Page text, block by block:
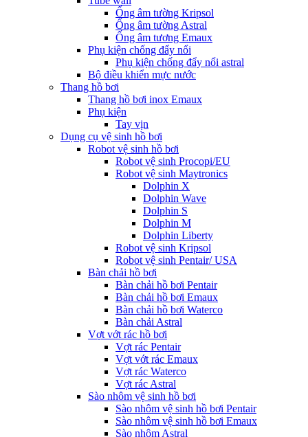
Ống âm tường Kripsol
Ống âm tường Astral
Ống âm tương Emaux
Phụ kiện chống đẩy nổi
Phụ kiện chống đẩy nổi astral
Bộ điều khiển mực nước
Thang hồ bơi
Thang hồ bơi inox Emaux
Phụ kiện
Tay vịn
Dụng cụ vệ sinh hồ bơi
Robot vệ sinh hồ bơi
Robot vệ sinh Procopi/EU
Robot vệ sinh Maytronics
Dolphin X
Dolphin Wave
Dolphin S
Dolphin M
Dolphin Liberty
Robot vệ sinh Kripsol
Robot vệ sinh Pentair/ USA
Bàn chải hồ bơi
Bàn chải hồ bơi Pentair
Bàn chải hồ bơi Emaux
Bàn chải hồ bơi Waterco
Bàn chải Astral
Vợt vớt rác hồ bơi
Vợt rác Pentair
Vợt vớt rác Emaux
Vợt rác Waterco
Vợt rác Astral
Sào nhôm vệ sinh hồ bơi
Sào nhôm vệ sinh hồ bơi Pentair
Sào nhôm vệ sinh hồ bơi Emaux
Sào nhôm Astral